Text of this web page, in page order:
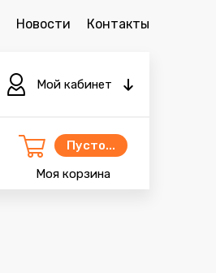
Новости Контакты
Мой кабинет
Пусто...
Моя корзина